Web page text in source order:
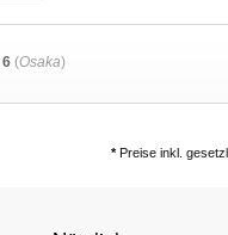
6 (Osaka)
*Preise inkl.